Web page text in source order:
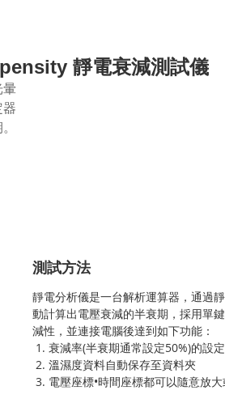
靜電衰減測試儀
暈
測試方法
靜電分析儀是一台解析運算器，通過
動計算出電壓衰減的半衰期，採用單
減性，並連接電腦後達到如下功能：
衰減率(半衰期通常設定50%)的設
溫濕度資料自動保存至資料夾
電壓座標•時間座標都可以隨意放